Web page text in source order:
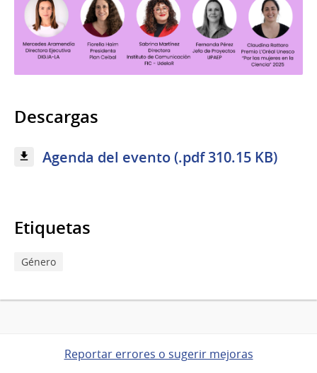
Descargas
Agenda del evento (.pdf 310.15 KB)
Etiquetas
Género
Reportar errores o sugerir mejoras